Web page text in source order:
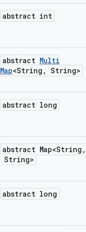
abstract int
abstract Multi
Map<String , String>
abstract long
abstract Map<String ,
String>
abstract long